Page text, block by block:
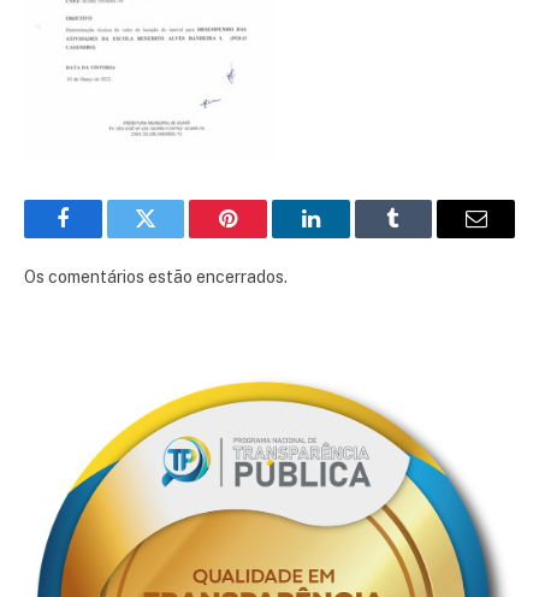
FacebookTwitter Pinterest LinkedInTumblr
E-
Os comentários estão encerrados.